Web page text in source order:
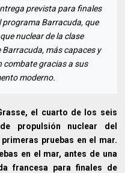
prevista para finales
Barracuda, que
nuclear de la clase
más capaces y
combate gracias a sus
moderno.
el cuarto de los seis
propulsión nuclear del
pruebas en el mar.
en el mar, antes de una
francesa para finales de